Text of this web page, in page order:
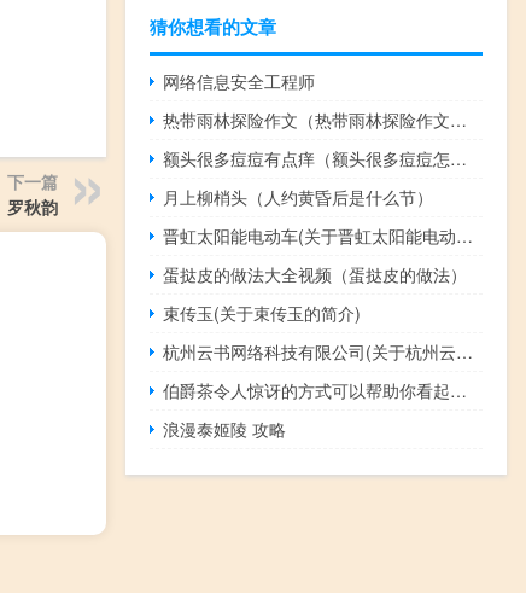
下一篇
罗秋韵
猜你想看的文章
网络信息安全工程师
热带雨林探险作文（热带雨林探险作文范文）
额头很多痘痘有点痒（额头很多痘痘怎么办）
月上柳梢头（人约黄昏后是什么节）
晋虹太阳能电动车(关于晋虹太阳能电动车的简介)
蛋挞皮的做法大全视频（蛋挞皮的做法）
束传玉(关于束传玉的简介)
杭州云书网络科技有限公司(关于杭州云书网络科技有限公司的简介)
伯爵茶令人惊讶的方式可以帮助你看起来更年轻
浪漫泰姬陵 攻略